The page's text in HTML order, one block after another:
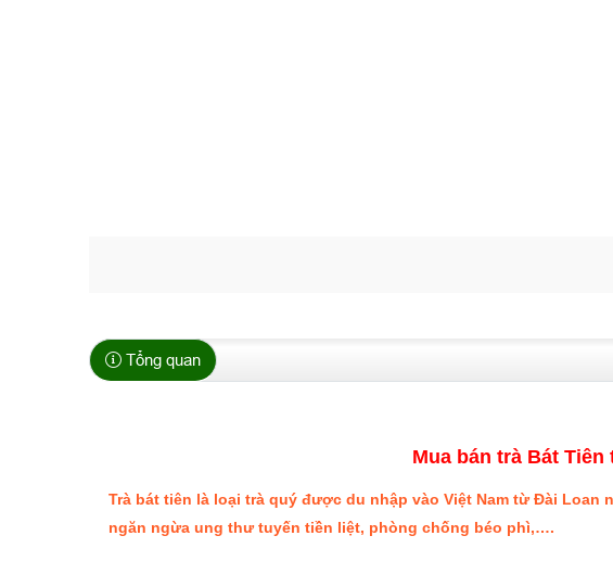
Tổng quan
Mua bán trà Bát
Trà bát tiên là loại trà quý được du nhập vào Việt Nam từ Đài
ngăn ngừa ung thư tuyến tiền liệt, phòng chống béo phì,….